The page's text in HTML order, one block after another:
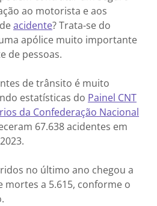
ao motorista e aos
acidente? Trata-se do
apólice muito importante
de pessoas.
de trânsito é muito
estatísticas do Painel CNT
da Confederação Nacional
67.638 acidentes em
no último ano chegou a
mortes a 5.615, conforme o